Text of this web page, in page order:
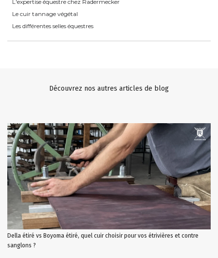
L'expertise équestre chez Radermecker
Le cuir tannage végétal
Les différentes selles équestres
Découvrez nos autres articles de blog
Della étiré vs Boyoma étiré, quel cuir choisir pour vos étrivières et contre
sanglons ?